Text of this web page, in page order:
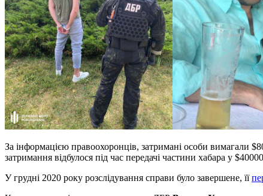
За інформацією правоохоронців, затримані особи вимагали
затримання відбулося під час передачі частини хабара у
У грудні 2020 року розслідування справи було завершене, її